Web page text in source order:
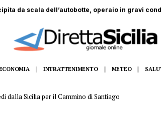
al 14 agosto Gangi appuntamento con la
INTRATTENIMENTO METEO
dalla Sicilia per il Cammino di Santiago